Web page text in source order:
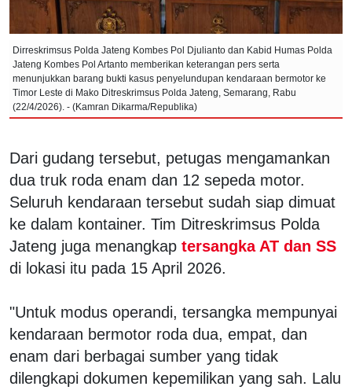
Dirreskrimsus Polda Jateng Kombes Pol Djulianto dan Kabid Humas Polda
Jateng Kombes Pol Artanto memberikan keterangan pers serta
menunjukkan barang bukti kasus penyelundupan kendaraan bermotor ke
Timor Leste di Mako Ditreskrimsus Polda Jateng, Semarang, Rabu
(22/4/2026). - (Kamran Dikarma/Republika)
Dari gudang tersebut, petugas mengamankan
dua truk roda enam dan 12 sepeda motor.
Seluruh kendaraan tersebut sudah siap dimuat
ke dalam kontainer. Tim Ditreskrimsus Polda
Jateng juga menangkap tersangka AT dan SS
di lokasi itu pada 15 April 2026.
"Untuk modus operandi, tersangka mempunyai
kendaraan bermotor roda dua, empat, dan
enam dari berbagai sumber yang tidak
dilengkapi dokumen kepemilikan yang sah. Lalu